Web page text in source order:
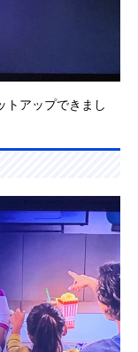
トアップできまし